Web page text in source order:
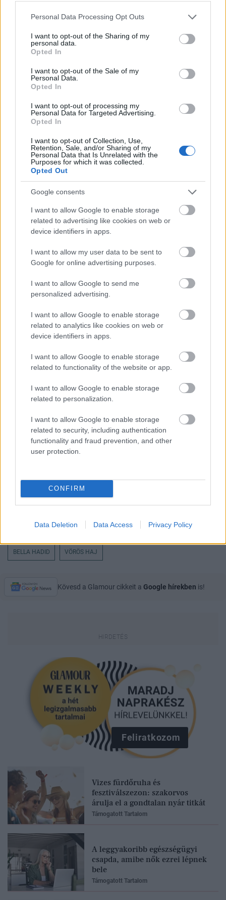
Please note that this website/app uses one or more Google
not limited to your visit or usage behaviour. You may click to
grant or deny consent to Google and its third-party tags to
use your data for below specified purposes in below Google
consent section.
Personal Data Processing Opt Outs
I want to opt-out of the Sharing of my
personal data.
Opted In
I want to opt-out of the Sale of my
Personal Data.
Opted In
I want to opt-out of processing my
Personal Data for Targeted Advertising.
Opted In
I want to opt-out of Collection, Use,
Retention, Sale, and/or Sharing of my
Personal Data that Is Unrelated with the
Purposes for which it was collected.
Opted Out
Google consents
I want to allow Google to enable storage
related to advertising like cookies on web or
device identifiers in apps.
I want to allow my user data to be sent to
Google for online advertising purposes.
I want to allow Google to send me
personalized advertising.
I want to allow Google to enable storage
related to analytics like cookies on web or
device identifiers in apps.
I want to allow Google to enable storage
related to functionality of the website or app.
I want to allow Google to enable storage
related to personalization.
I want to allow Google to enable storage
related to security, including authentication
functionality and fraud prevention, and other
user protection.
CONFIRM
Data Deletion Data Access Privacy Policy
Te mit gondolsz, jól áll neki?
Messengeren
keresőben könnyebben megtaláld a
glamour.hu cikkeit
BELLA HADID VÖRÖS HAJ
Kövesd a Glamour cikkeit a Google hírekben is!
Feliratkozom
Vizes fürdőruha és
fesztiválszezon: szakorvos
árulja el a gondtalan nyár titkát
Támogatott Tartalom
A leggyakoribb egészségügyi
csapda, amibe nők ezrei lépnek
bele
Támogatott Tartalom